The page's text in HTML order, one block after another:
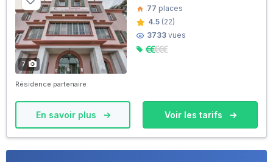
7
77 places
4.5 (22)
3733 vues
Résidence partenaire
En savoir plus Voir les tarifs